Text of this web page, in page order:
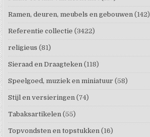
Ramen, deuren, meubels en gebouwen (142)
Referentie collectie (3422)
religieus (81)
Sieraad en Draagteken (118)
Speelgoed, muziek en miniatuur (58)
Stijl en versieringen (74)
Tabaksartikelen (55)
Topvondsten en topstukken (16)